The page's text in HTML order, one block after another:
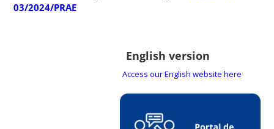
03/2024/PRAE
English version
Access our English website here